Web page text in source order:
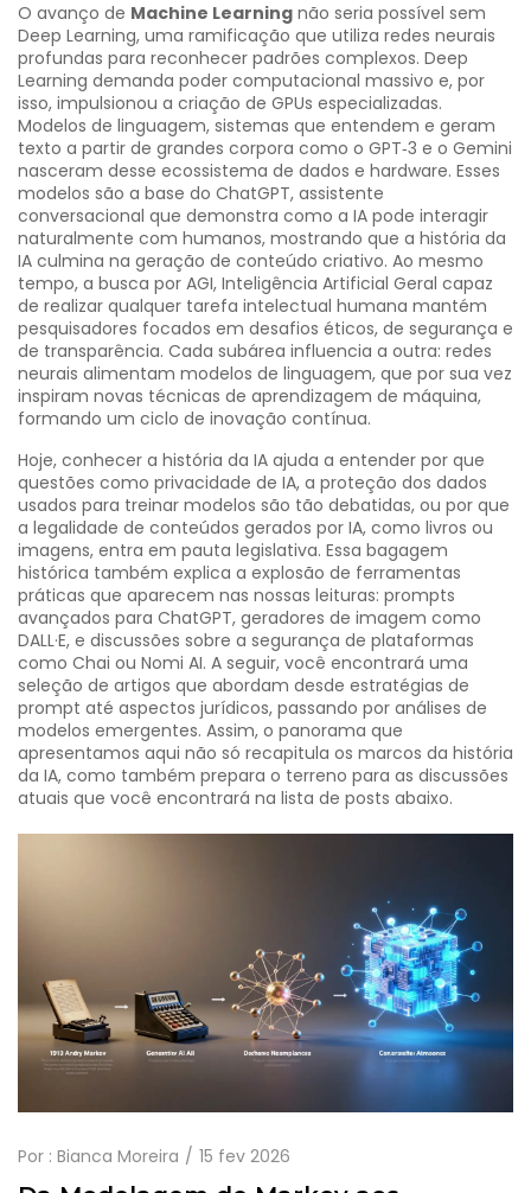
O avanço de Machine Learning não seria possível sem
Deep Learning, uma ramificação que utiliza redes neurais
profundas para reconhecer padrões complexos. Deep
Learning demanda poder computacional massivo e, por
isso, impulsionou a criação de GPUs especializadas.
Modelos de linguagem, sistemas que entendem e geram
texto a partir de grandes corpora como o GPT‑3 e o Gemini
nasceram desse ecossistema de dados e hardware. Esses
modelos são a base do ChatGPT, assistente
conversacional que demonstra como a IA pode interagir
naturalmente com humanos, mostrando que a história da
IA culmina na geração de conteúdo criativo. Ao mesmo
tempo, a busca por AGI, Inteligência Artificial Geral capaz
de realizar qualquer tarefa intelectual humana mantém
pesquisadores focados em desafios éticos, de segurança e
de transparência. Cada subárea influencia a outra: redes
neurais alimentam modelos de linguagem, que por sua vez
inspiram novas técnicas de aprendizagem de máquina,
formando um ciclo de inovação contínua.
Hoje, conhecer a história da IA ajuda a entender por que
questões como privacidade de IA, a proteção dos dados
usados para treinar modelos são tão debatidas, ou por que
a legalidade de conteúdos gerados por IA, como livros ou
imagens, entra em pauta legislativa. Essa bagagem
histórica também explica a explosão de ferramentas
práticas que aparecem nas nossas leituras: prompts
avançados para ChatGPT, geradores de imagem como
DALL·E, e discussões sobre a segurança de plataformas
como Chai ou Nomi AI. A seguir, você encontrará uma
seleção de artigos que abordam desde estratégias de
prompt até aspectos jurídicos, passando por análises de
modelos emergentes. Assim, o panorama que
apresentamos aqui não só recapitula os marcos da história
da IA, como também prepara o terreno para as discussões
atuais que você encontrará na lista de posts abaixo.
Por : Bianca Moreira 15 fev 2026